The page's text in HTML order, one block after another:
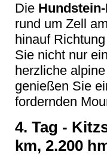
Die
rund um Zell
hinauf
Sie nicht nur
herzliche
genießen Sie
fordernden
4. Tag -
km, 2.200